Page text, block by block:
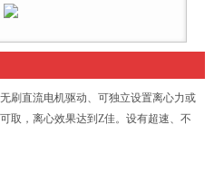
刷直流电机驱动、可独立设置离心力或
取，离心效果达到Z佳。设有超速、不